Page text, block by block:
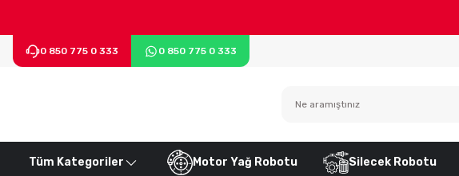
0 850 775 0 333 0 850 775 0 333
Tüm Kategoriler Motor Yağ Robotu Silecek Robotu